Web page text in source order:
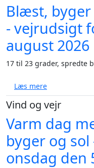
Blæst, byger
- vejrudsigt
august 2026
17 til 23 grader, spredte
Læs mereom Blæst,
Vind og vejr
Varm dag
byger og
onsdag den